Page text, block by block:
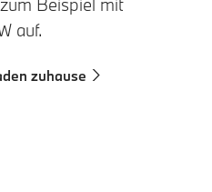
Beispiel mit
auf.
zuhause